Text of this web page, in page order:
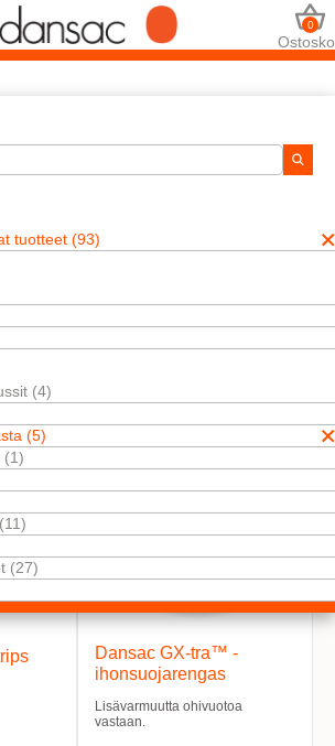
0
tuotteet (93)
(4)
(5)
(1)
(27)
tuotteet
Dansac GX-tra™ -
ihonsuojarengas
Lisävarmuutta ohivuotoa
vastaan.